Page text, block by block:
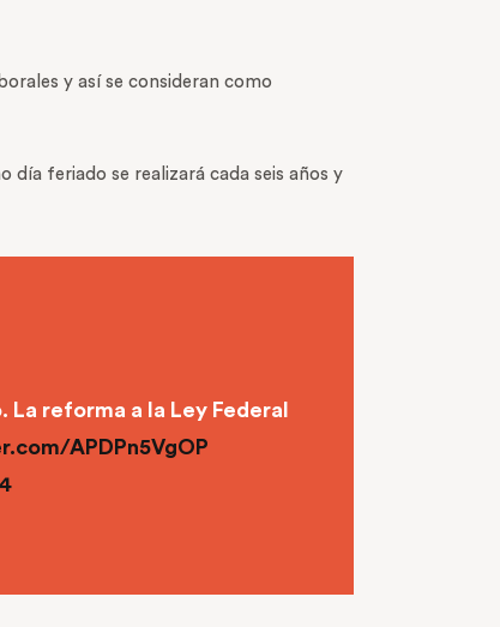
y así se consideran como
día feriado se realizará cada seis años y
reforma a la Ley Federal
APDPn5VgOP